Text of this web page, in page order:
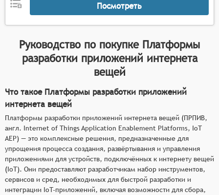
Посмотреть
Руководство по покупке Платформы
разработки приложений интернета
вещей
Что такое Платформы разработки приложений
интернета вещей
Платформы разработки приложений интернета вещей (ПРПИВ,
англ. Internet of Things Application Enablement Platforms, IoT
AEP) — это комплексные решения, предназначенные для
упрощения процесса создания, развёртывания и управления
приложениями для устройств, подключённых к интернету вещей
(IoT). Они предоставляют разработчикам набор инструментов,
сервисов и сред, необходимых для быстрой разработки и
интеграции IoT-приложений, включая возможности для сбора,